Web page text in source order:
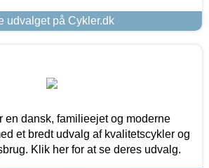
udvalget på Cykler.dk
en dansk, familieejet og moderne
et bredt udvalg af kvalitetscykler og
Klik her for at se deres udvalg.